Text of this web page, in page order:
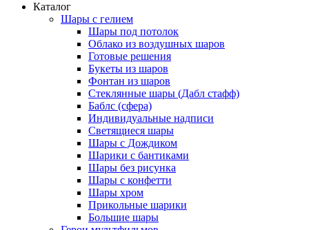
Каталог
Шары с гелием
Шары под потолок
Облако из воздушных шаров
Готовые решения
Букеты из шаров
Фонтан из шаров
Стеклянные шары (Дабл стафф)
Баблс (сфера)
Индивидуальные надписи
Светящиеся шары
Шары с Дождиком
Шарики с бантиками
Шары без рисунка
Шары с конфетти
Шары хром
Прикольные шарики
Большие шары